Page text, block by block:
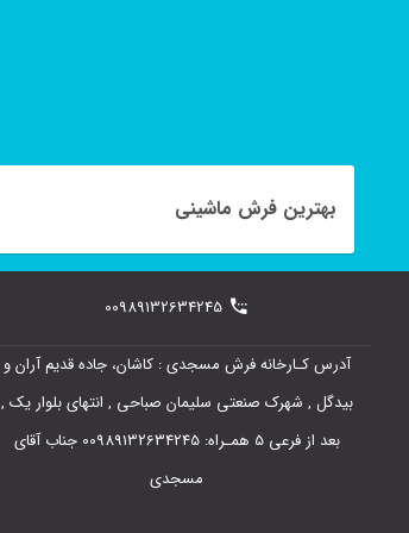
بهترین فرش ماشینی
00989132634245
آدرس کـارخانه فرش مسجدی : کاشان، جاده قدیم آران و
بیدگل , شهرک صنعتی سلیمان صباحی , انتهای بلوار یک ,
بعد از فرعی 5 همـراه: 00989132634245 جناب آقای
مسجدی